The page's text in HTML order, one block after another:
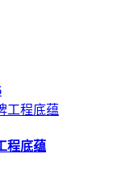
程底蕴